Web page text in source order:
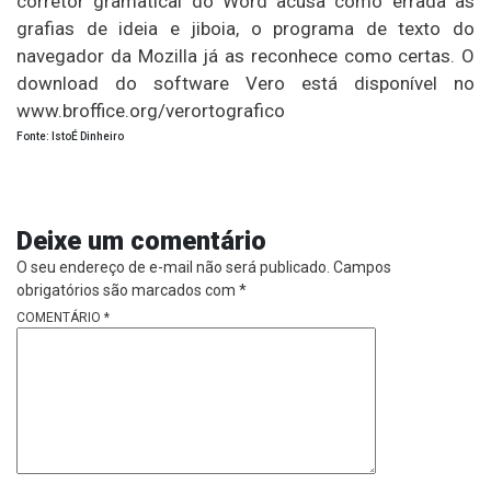
grafias de ideia e jiboia, o programa de texto do
navegador da Mozilla já as reconhece como certas. O
download do software Vero está disponível no
www.broffice.org/verortografico
Fonte: IstoÉ Dinheiro
Deixe um comentário
O seu endereço de e-mail não será publicado. Campos
obrigatórios são marcados com *
COMENTÁRIO *